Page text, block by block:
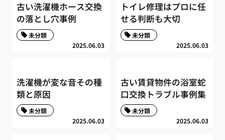
古い洗濯機ホース交換
の落とし穴事例
2025.06.03
未分類
トイレ修理はプロに任
せる判断も大切
2025.06.03
未分類
洗濯機が変な音その種
類と原因
2025.06.03
未分類
古い賃貸物件の浴室蛇
口交換トラブル事例集
2025.06.03
未分類